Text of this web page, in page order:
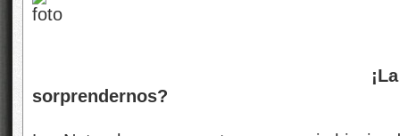
¡La Naturaleza!
sorprendernos?